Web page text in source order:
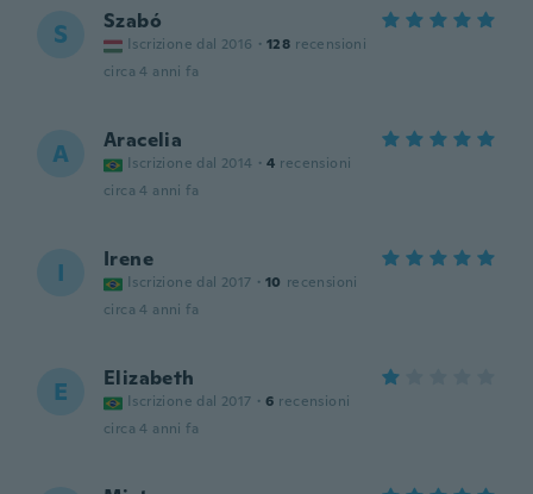
S Szabó
Iscrizione dal 2016 · 128 recensioni
circa 4 anni fa
A Aracelia
Iscrizione dal 2014 · 4 recensioni
circa 4 anni fa
I Irene
Iscrizione dal 2017 · 10 recensioni
circa 4 anni fa
E Elizabeth
Iscrizione dal 2017 · 6 recensioni
circa 4 anni fa